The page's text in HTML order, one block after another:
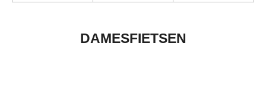
DAMESFIETSEN